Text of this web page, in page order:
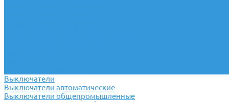
Выключатели
Выключатели автоматические
Выключатели общепромышленные